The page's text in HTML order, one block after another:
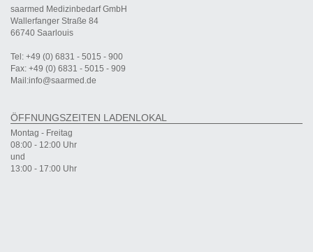
saarmed Medizinbedarf GmbH
Wallerfanger Straße 84
66740 Saarlouis
Tel: +49 (0) 6831 - 5015 - 900
Fax: +49 (0) 6831 - 5015 - 909
Mail:info@saarmed.de
ÖFFNUNGSZEITEN LADENLOKAL
Montag - Freitag
08:00 - 12:00 Uhr
und
13:00 - 17:00 Uhr